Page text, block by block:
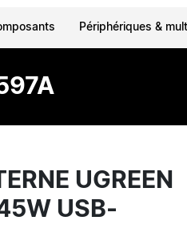
Périphériques &
UGREEN
USB-